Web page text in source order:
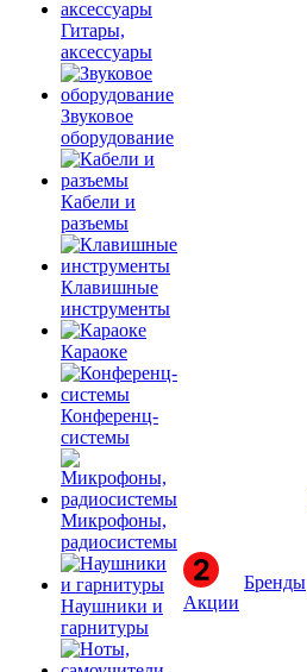
Гитары,
аксессуары
Звуковое
оборудование
Кабели и
разъемы
Клавишные
инструменты
Караоке
Конференц-
системы
Микрофоны,
радиосистемы
Наушники и
гарнитуры
Акции
Бренды